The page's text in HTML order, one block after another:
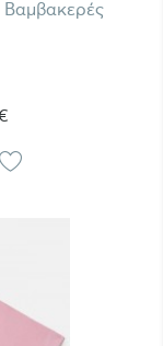
Βαμβακερές